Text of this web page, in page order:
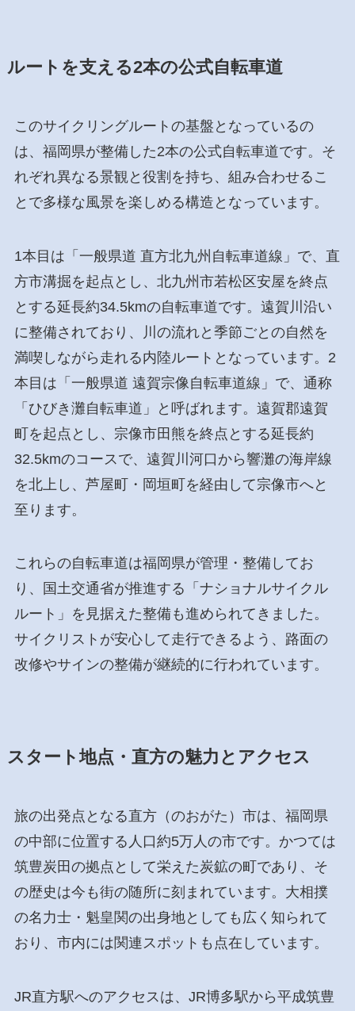
ルートを支える2本の公式自転車道
このサイクリングルートの基盤となっているの
は、福岡県が整備した2本の公式自転車道です。そ
れぞれ異なる景観と役割を持ち、組み合わせるこ
とで多様な風景を楽しめる構造となっています。
1本目は「一般県道 直方北九州自転車道線」で、直
方市溝掘を起点とし、北九州市若松区安屋を終点
とする延長約34.5kmの自転車道です。遠賀川沿い
に整備されており、川の流れと季節ごとの自然を
満喫しながら走れる内陸ルートとなっています。2
本目は「一般県道 遠賀宗像自転車道線」で、通称
「ひびき灘自転車道」と呼ばれます。遠賀郡遠賀
町を起点とし、宗像市田熊を終点とする延長約
32.5kmのコースで、遠賀川河口から響灘の海岸線
を北上し、芦屋町・岡垣町を経由して宗像市へと
至ります。
これらの自転車道は福岡県が管理・整備してお
り、国土交通省が推進する「ナショナルサイクル
ルート」を見据えた整備も進められてきました。
サイクリストが安心して走行できるよう、路面の
改修やサインの整備が継続的に行われています。
スタート地点・直方の魅力とアクセス
旅の出発点となる直方（のおがた）市は、福岡県
の中部に位置する人口約5万人の市です。かつては
筑豊炭田の拠点として栄えた炭鉱の町であり、そ
の歴史は今も街の随所に刻まれています。大相撲
の名力士・魁皇関の出身地としても広く知られて
おり、市内には関連スポットも点在しています。
JR直方駅へのアクセスは、JR博多駅から平成筑豊